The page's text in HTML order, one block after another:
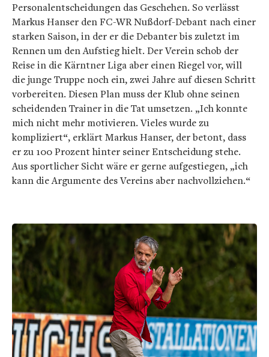
Personalentscheidungen das Geschehen. So verlässt
Markus Hanser den FC-WR Nußdorf-Debant nach einer
starken Saison, in der er die Debanter bis zuletzt im
Rennen um den Aufstieg hielt. Der Verein schob der
Reise in die Kärntner Liga aber einen Riegel vor, will
die junge Truppe noch ein, zwei Jahre auf diesen Schritt
vorbereiten. Diesen Plan muss der Klub ohne seinen
scheidenden Trainer in die Tat umsetzen. „Ich konnte
mich nicht mehr motivieren. Vieles wurde zu
kompliziert“, erklärt Markus Hanser, der betont, dass
er zu 100 Prozent hinter seiner Entscheidung stehe.
Aus sportlicher Sicht wäre er gerne aufgestiegen, „ich
kann die Argumente des Vereins aber nachvollziehen.“